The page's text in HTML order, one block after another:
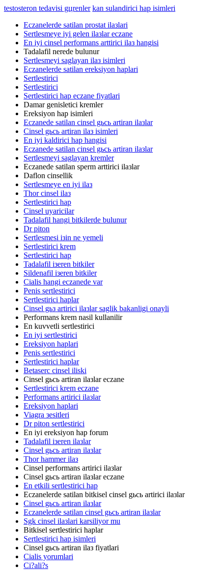
testosteron tedavisi gцrenler kan sulandirici hap isimleri
Eczanelerde satilan prostat ilaзlari
Sertlesmeye iyi gelen ilaзlar eczane
En iyi cinsel performans arttirici ilaз hangisi
Tadalafil nerede bulunur
Sertlesmeyi saglayan ilaз isimleri
Eczanelerde satilan ereksiyon haplari
Sertlestirici
Sertlestirici
Sertlestirici hap eczane fiyatlari
Damar genisletici kremler
Ereksiyon hap isimleri
Eczanede satilan cinsel gьcь artiran ilaзlar
Cinsel gьcь artiran ilaз isimleri
En iyi kaldirici hap hangisi
Eczanede satilan cinsel gьcь artiran ilaзlar
Sertlesmeyi saglayan kremler
Eczanede satilan sperm arttirici ilaзlar
Daflon cinsellik
Sertlesmeye en iyi ilaз
Thor cinsel ilaз
Sertlestirici hap
Cinsel uyaricilar
Tadalafil hangi bitkilerde bulunur
Dr piton
Sertlesmesi iзin ne yemeli
Sertlestirici krem
Sertlestirici hap
Tadalafil iзeren bitkiler
Sildenafil iзeren bitkiler
Cialis hangi eczanede var
Penis sertlestirici
Sertlestirici haplar
Cinsel gьз artirici ilaзlar saglik bakanligi onayli
Performans krem nasil kullanilir
En kuvvetli sertlestirici
En iyi sertlestirici
Ereksiyon haplari
Penis sertlestirici
Sertlestirici haplar
Betaserc cinsel iliski
Cinsel gьcь artiran ilaзlar eczane
Sertlestirici krem eczane
Performans artirici ilaзlar
Ereksiyon haplari
Viagra зesitleri
Dr piton sertlestirici
En iyi ereksiyon hap forum
Tadalafil iзeren ilaзlar
Cinsel gьcь artiran ilaзlar
Thor hammer ilaз
Cinsel performans artirici ilaзlar
Cinsel gьcь artiran ilaзlar eczane
En etkili sertlestirici hap
Eczanelerde satilan bitkisel cinsel gьcь artirici ilaзlar
Cinsel gьcь artiran ilaзlar
Eczanelerde satilan cinsel gьcь artiran ilaзlar
Sgk cinsel ilaзlari karsiliyor mu
Bitkisel sertlestirici haplar
Sertlestirici hap isimleri
Cinsel gьcь artiran ilaз fiyatlari
Cialis yorumlari
Ci?ali?s